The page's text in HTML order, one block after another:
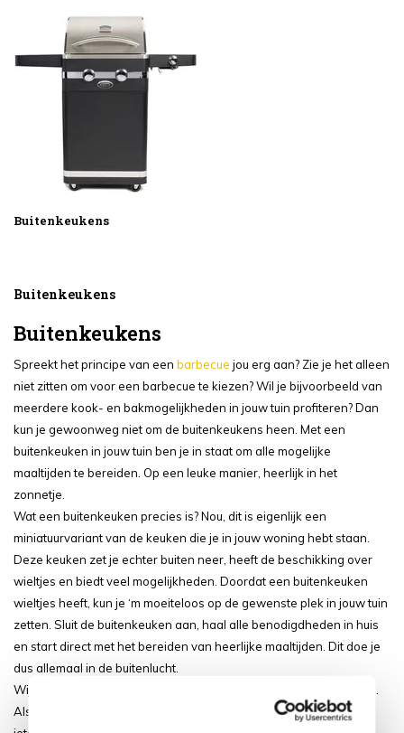
Buitenkeukens
Buitenkeukens
Buitenkeukens
Spreekt het principe van een barbecue jou erg aan? Zie je het alleen
niet zitten om voor een barbecue te kiezen? Wil je bijvoorbeeld van
meerdere kook- en bakmogelijkheden in jouw tuin profiteren? Dan
kun je gewoonweg niet om de buitenkeukens heen. Met een
buitenkeuken in jouw tuin ben je in staat om alle mogelijke
maaltijden te bereiden. Op een leuke manier, heerlijk in het
zonnetje.
Wat een buitenkeuken precies is? Nou, dit is eigenlijk een
miniatuurvariant van de keuken die je in jouw woning hebt staan.
Deze keuken zet je echter buiten neer, heeft de beschikking over
wieltjes en biedt veel mogelijkheden. Doordat een buitenkeuken
wieltjes heeft, kun je ‘m moeiteloos op de gewenste plek in jouw tuin
zetten. Sluit de buitenkeuken aan, haal alle benodigdheden in huis
en start direct met het bereiden van heerlijke maaltijden. Dit doe je
dus allemaal in de buitenlucht.
Wij zien dat meer en meer mensen voor een buitenkeuken kiezen.
Als wij naar de voordelen van een buitenkeuken kijken, is dat ook